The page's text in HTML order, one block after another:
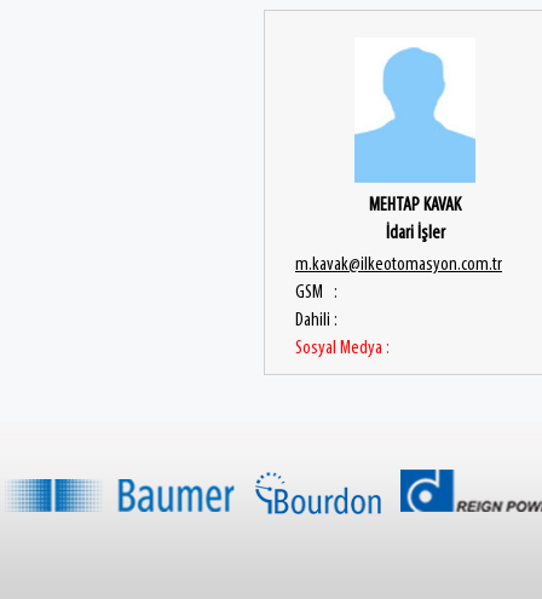
MEHTAP KAVAK
İdari İşler
m.kavak@ilkeotomasyon.com.tr
GSM :
Dahili :
Sosyal Medya :